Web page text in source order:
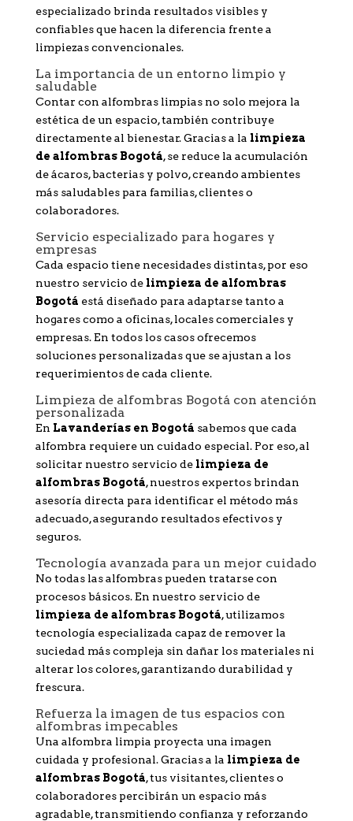
especializado brinda resultados visibles y
confiables que hacen la diferencia frente a
limpiezas convencionales.
La importancia de un entorno limpio y
saludable
Contar con alfombras limpias no solo mejora la
estética de un espacio, también contribuye
directamente al bienestar. Gracias a la limpieza
de alfombras Bogotá, se reduce la acumulación
de ácaros, bacterias y polvo, creando ambientes
más saludables para familias, clientes o
colaboradores.
Servicio especializado para hogares y
empresas
Cada espacio tiene necesidades distintas, por eso
nuestro servicio de limpieza de alfombras
Bogotá está diseñado para adaptarse tanto a
hogares como a oficinas, locales comerciales y
empresas. En todos los casos ofrecemos
soluciones personalizadas que se ajustan a los
requerimientos de cada cliente.
Limpieza de alfombras Bogotá con atención
personalizada
En Lavanderías en Bogotá sabemos que cada
alfombra requiere un cuidado especial. Por eso, al
solicitar nuestro servicio de limpieza de
alfombras Bogotá, nuestros expertos brindan
asesoría directa para identificar el método más
adecuado, asegurando resultados efectivos y
seguros.
Tecnología avanzada para un mejor cuidado
No todas las alfombras pueden tratarse con
procesos básicos. En nuestro servicio de
limpieza de alfombras Bogotá, utilizamos
tecnología especializada capaz de remover la
suciedad más compleja sin dañar los materiales ni
alterar los colores, garantizando durabilidad y
frescura.
Refuerza la imagen de tus espacios con
alfombras impecables
Una alfombra limpia proyecta una imagen
cuidada y profesional. Gracias a la limpieza de
alfombras Bogotá, tus visitantes, clientes o
colaboradores percibirán un espacio más
agradable, transmitiendo confianza y reforzando